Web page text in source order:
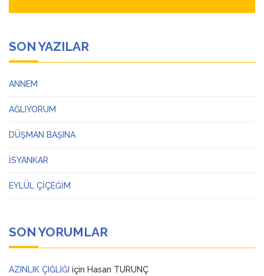
SON YAZILAR
ANNEM
AĞLIYORUM
DÜŞMAN BAŞINA
İSYANKAR
EYLÜL ÇİÇEĞİM
SON YORUMLAR
AZINLIK ÇIĞLIĞI için Hasan TURUNÇ